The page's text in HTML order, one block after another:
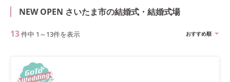
NEW OPEN さいたま市の結婚式・結婚式場
13件中 1 ～ 13件を表示 おすすめ順